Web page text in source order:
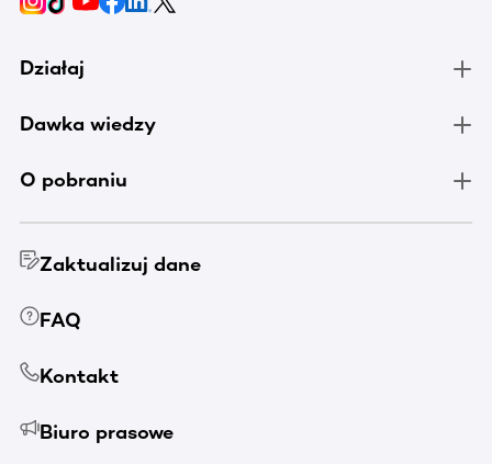
Działaj
Dawka wiedzy
O pobraniu
Zaktualizuj dane
FAQ
Kontakt
Biuro prasowe